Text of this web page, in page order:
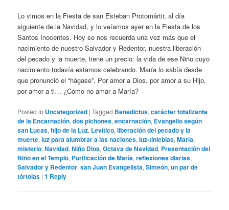
Lo vimos en la Fiesta de san Esteban Protomártir, al día
siguiente de la Navidad, y lo veíamos ayer en la Fiesta de los
Santos Inocentes. Hoy se nos recuerda una vez más que el
nacimiento de nuestro Salvador y Redentor, nuestra liberación
del pecado y la muerte, tiene un precio: la vida de ese Niño cuyo
nacimiento todavía estamos celebrando. María lo sabía desde
que pronunció el “hágase”. Por amor a Dios, por amor a su Hijo,
por amor a ti… ¿Cómo no amar a María?
Posted in Uncategorized |Tagged Benedictus,carácter totalizante
de la Encarnación,dos pichones,encarnación, Evangelio según
san Lucas,hijo de la Luz, Levítico,liberación del pecado y la
muerte,luz para alumbrar a las naciones,luz-tinieblas,María,
misterio,Navidad,Niño Dios,Octava de Navidad, Presentación del
Niño en el Templo, Purificación de María,reflexiones diarias,
Salvador y Redentor,san Juan Evangelista,Simeón,un par de
tórtolas |1 Reply